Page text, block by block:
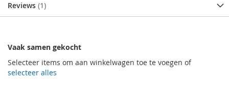
Reviews 1
Vaak samen gekocht
Selecteer items om aan winkelwagen toe te voegen of
selecteer alles